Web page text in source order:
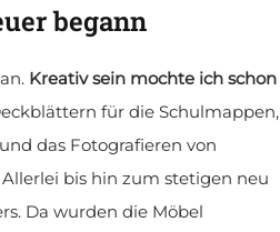
begann
Kreativ sein mochte ich schon
für die Schulmappen,
das Fotografieren von
bis hin zum stetigen neu
Da wurden die Möbel